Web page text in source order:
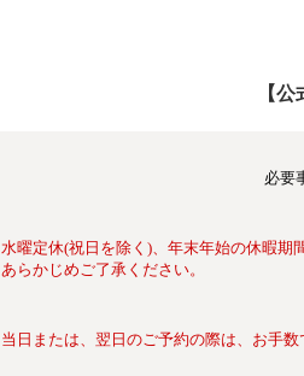
【
必要
水曜定休(祝日を除く)、年末年始の休暇期
あらかじめご了承ください。
当日または、翌日のご予約の際は、お手数